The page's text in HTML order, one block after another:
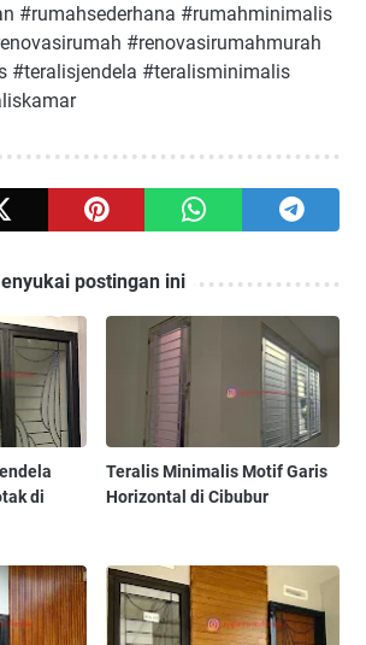
#rumahsederhana #rumahminimalis
#renovasirumahmurah
#teralisjendela #teralisminimalis
postingan ini
di
Teralis Minimalis Motif Garis
Horizontal di Cibubur